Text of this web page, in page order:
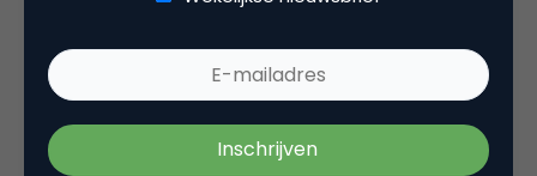
vertoond wordt, gebeurt er verder niks
speciaals met de ctr.De advertentie krijgt
alleen minder vertoningen en dus minder
klikken. Ik denk dus niet dat dit perse negatief
is voor de kwaliteitsscore. Ik moet zeggen dat